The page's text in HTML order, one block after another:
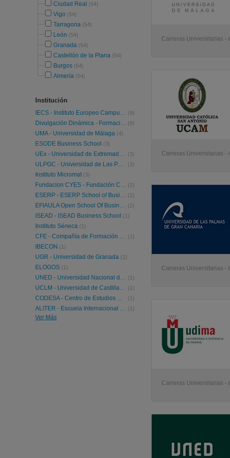
Ciudad Real (54)
Vigo (54)
Tarragona (54)
León (54)
Granada (54)
Castellón de la Plana (54)
Burgos (54)
Almería (54)
Institución
IECS - Instituto Europeo Campus Stellae (9)
Divulgación Dinámica - Formación a tu alcance (9)
UMA - Universidad de Málaga (4)
ESODE Business School (3)
UEx - Universidad de Extremadura (3)
ULPGC - Universidad de Las Palmas de Gran Canaria (3)
Instituto Micromat (3)
Fundacion CYES - Fundación Cultural y de Estudios Sociales (2)
ESERP - ESERP School of Business and Social Science (2)
EFIAULA Open School Of Business and Social Leadership (2)
ISEAD - ISEAD Business School (1)
Instituto Séneca (1)
CFE - Compañía de Formación Empresarial (1)
IBECON (1)
UGR - Universidad de Granada (1)
ELOGOS (1)
UNED - Universidad Nacional de Educación a Distancia (1)
UCLM - Universidad de Castilla-La Mancha (1)
CODESA - Centro de Estudios CODESA (1)
ALITER - Escuela Internacional De Negocios (1)
Ver Más
Carreras Universitarias -
Carreras Universitarias -
Carreras Universitarias -
Carreras Universitarias -